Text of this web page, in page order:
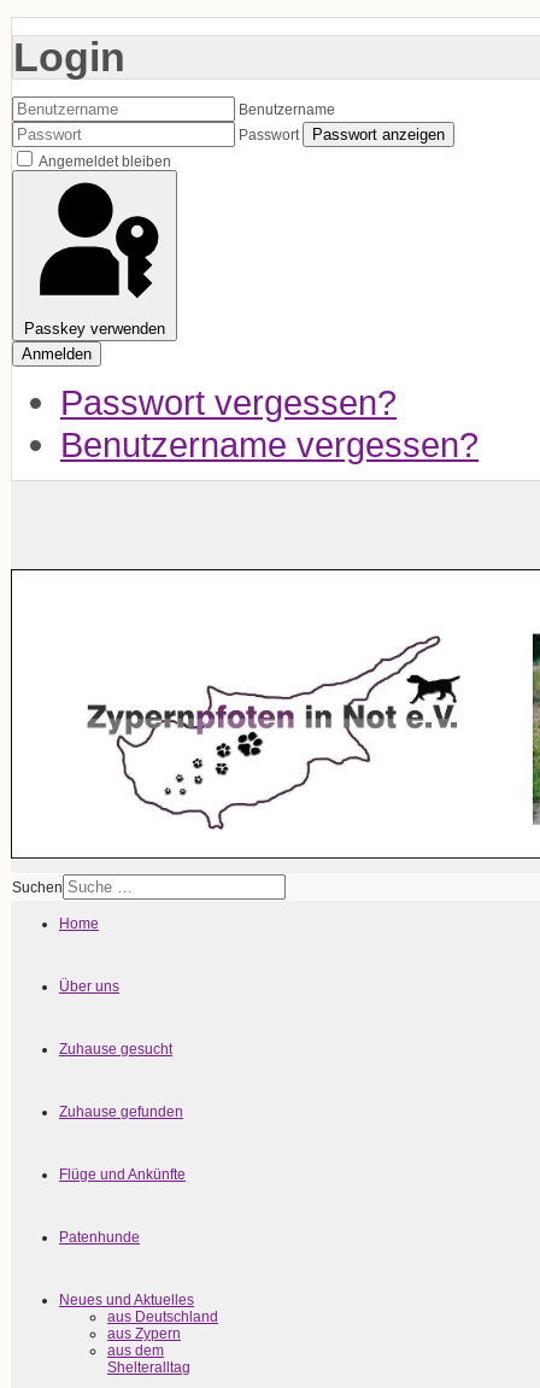
Login
Benutzername
Passwort
Passwort anzeigen
Angemeldet bleiben
Passkey verwenden
Anmelden
Passwort vergessen?
Benutzername vergessen?
Suchen
Home
Über uns
Zuhause gesucht
Zuhause gefunden
Flüge und Ankünfte
Patenhunde
Neues und Aktuelles
aus Deutschland
aus Zypern
aus dem
Shelteralltag